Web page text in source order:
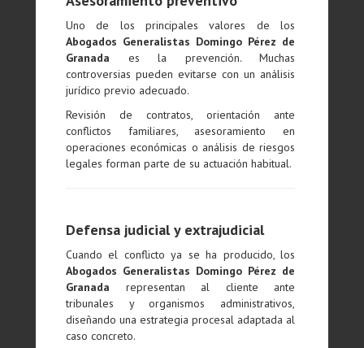
Uno de los principales valores de los
Abogados Generalistas Domingo Pérez de
Granada es la prevención. Muchas
controversias pueden evitarse con un análisis
jurídico previo adecuado.
Revisión de contratos, orientación ante
conflictos familiares, asesoramiento en
operaciones económicas o análisis de riesgos
legales forman parte de su actuación habitual.
Defensa judicial y extrajudicial
Cuando el conflicto ya se ha producido, los
Abogados Generalistas Domingo Pérez de
Granada representan al cliente ante
tribunales y organismos administrativos,
diseñando una estrategia procesal adaptada al
caso concreto.